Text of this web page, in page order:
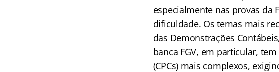
especialmente nas provas da
dificuldade. Os temas mais
das Demonstrações
banca FGV, em particular,
(CPCs) mais complexos,